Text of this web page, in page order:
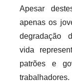
Apesar
apenas os
degradação
vida
patrões e